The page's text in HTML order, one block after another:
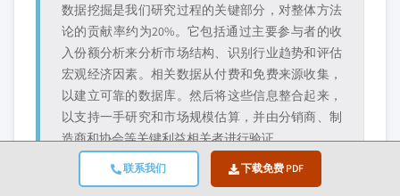
联系我们 下载免费 PDF
数据挖掘是我们研究过程的关键部分，对整体方法
论的贡献率约为20%。它包括通过主要参与者的收
入份额分析来分析市场结构、识别行业趋势和评估
宏观经济因素。相关数据从付费和免费来源收集，
以建立可靠的数据库。然后将这些信息整合起来，
以支持一手研究和市场规模估算，并由分销商、制
造商和协会等关键利益相关者进行验证。